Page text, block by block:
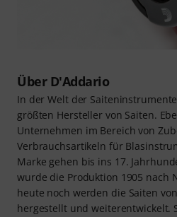
Über D'Addario
In der Welt der
größten Hersteller von Saiten.
Unternehmen im Bereich von
Verbrauchsartikeln für
Marke gehen bis ins 17.
wurde die Produktion 1905 nach
heute noch werden die Saiten
hergestellt und weiterentwickelt.